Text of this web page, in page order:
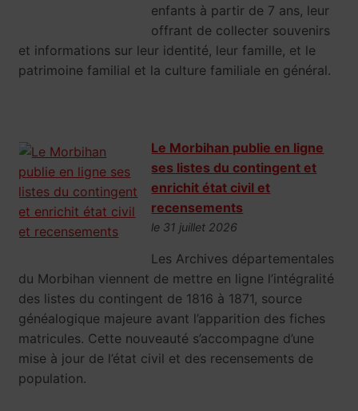
enfants à partir de 7 ans, leur
offrant de collecter souvenirs
et informations sur leur identité, leur famille, et le
patrimoine familial et la culture familiale en général.
Le Morbihan publie en ligne
ses listes du contingent et
enrichit état civil et
recensements
le 31 juillet 2026
Les Archives départementales
du Morbihan viennent de mettre en ligne l’intégralité
des listes du contingent de 1816 à 1871, source
généalogique majeure avant l’apparition des fiches
matricules. Cette nouveauté s’accompagne d’une
mise à jour de l’état civil et des recensements de
population.